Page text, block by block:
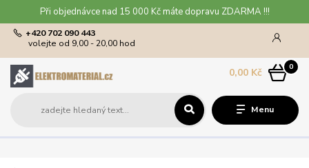
Při objednávce nad 15 000 Kč máte dopravu ZDARMA !!!
Menu
+420 702 090 443
volejte od 9,00 - 20,00 hod
0
0,00 Kč